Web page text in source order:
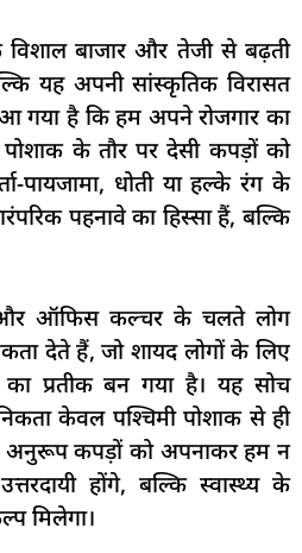
बाजार और तेजी से बढ़ती
यह अपनी सांस्कृतिक विरासत
गया है कि हम अपने रोजगार का
पोशाक के तौर पर देसी कपड़ों को
पायजामा, धोती या हल्के रंग के
पहनावे का हिस्सा हैं, बल्कि
और ऑफिस कल्चर के चलते लोग
देते हैं, जो शायद लोगों के लिए
प्रतीक बन गया है। यह सोच
केवल पश्चिमी पोशाक से ही
अनुरूप कपड़ों को अपनाकर हम न
होंगे, बल्कि स्वास्थ्य के
मिलेगा।